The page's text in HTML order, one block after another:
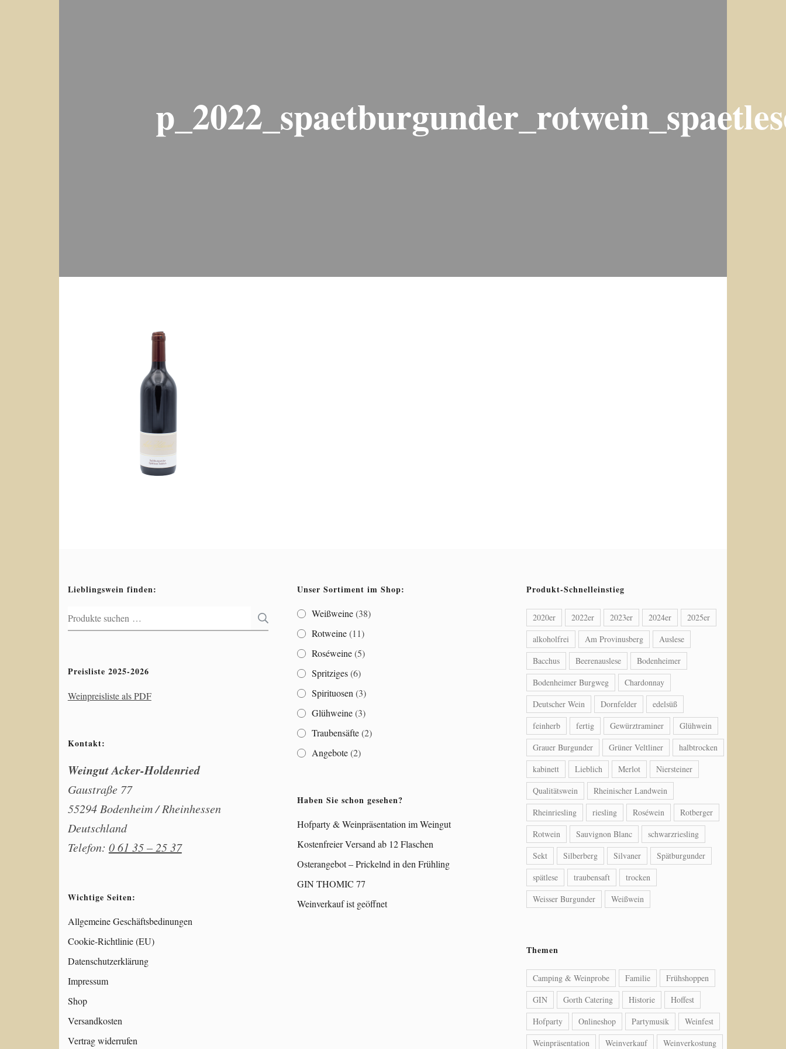
Lieblingswein finden:
Suchen
nach:
SUCHEN
Preisliste 2025-2026
Weinpreisliste als PDF
Kontakt:
Weingut Acker-Holdenried
Gaustraße 77
55294 Bodenheim / Rheinhessen
Deutschland
Telefon: 0 61 35 – 25 37
Wichtige Seiten:
Allgemeine Geschäftsbedinungen
Cookie-Richtlinie (EU)
Datenschutzerklärung
Impressum
Shop
Versandkosten
Vertrag widerrufen
Unser Sortiment im Shop:
Weißweine(38)
Rotweine(11)
Roséweine(5)
Spritziges(6)
Spirituosen (3)
Glühweine(3)
Traubensäfte(2)
Angebote(2)
Haben Sie schon gesehen?
Hofparty & Weinpräsentation im Weingut
Kostenfreier Versand ab 12 Flaschen
Osterangebot – Prickelnd in den Frühling
GIN THOMIC 77
Weinverkauf ist geöffnet
Produkt-Schnelleinstieg
2020er 2022er 2023er 2024er
2025er
alkoholfrei
Am Provinusberg
Auslese
Bacchus
Beerenauslese
Bodenheimer
Bodenheimer Burgweg
Chardonnay
Deutscher Wein
Dornfelder
edelsüß
feinherb
fertig Gewürztraminer
Glühwein
Grauer Burgunder
Grüner Veltliner
halbtrocken
kabinett
Lieblich Merlot
Niersteiner
Qualitätswein
Rheinischer Landwein
Rheinriesling
riesling Roséwein
Rotberger
Rotwein
Sauvignon Blanc
schwarzriesling
Sekt
Silberberg Silvaner
Spätburgunder
spätlese
traubensaft
trocken
Weisser Burgunder
Weißwein
Themen
Camping & Weinprobe Familie
Frühshoppen
GIN
Gorth Catering Historie
Hoffest
Hofparty
Onlineshop Partymusik
Weinfest
Weinpräsentation
Weinverkauf Weinverkostung